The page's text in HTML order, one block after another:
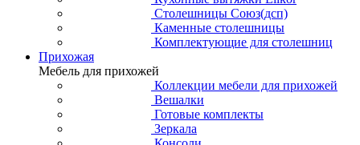
Столешницы Союз(дсп)
Каменные столешницы
Комплектующие для столешниц
Прихожая
Мебель для прихожей
Коллекции мебели для прихожей
Вешалки
Готовые комплекты
Зеркала